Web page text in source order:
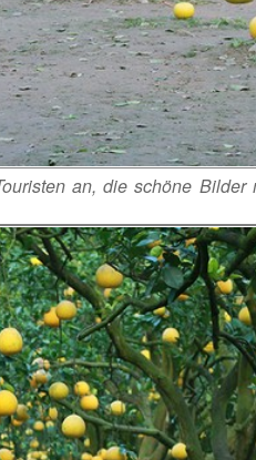
an, die schöne Bilder